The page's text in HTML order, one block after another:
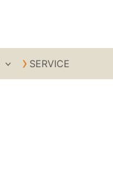
SERVICE